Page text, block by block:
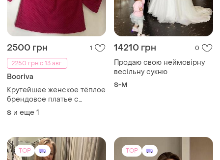
2500 грн
1
2250 грн с 13 авг.
Booriva
Крутейшее женское тёплое
брендовое платье с
бахромой на спине ❤️‍🔥
S и еще 1
14210 грн 0
Продаю свою неймовірну
весільну сукню
S-M
TOP TOP